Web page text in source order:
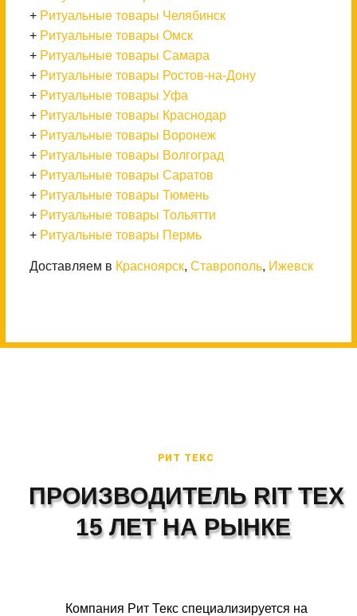
+ Ритуальные товары Челябинск
+ Ритуальные товары Омск
+ Ритуальные товары Самара
+ Ритуальные товары Ростов-на-Дону
+ Ритуальные товары Уфа
+ Ритуальные товары Краснодар
+ Ритуальные товары Воронеж
+ Ритуальные товары Волгоград
+ Ритуальные товары Саратов
+ Ритуальные товары Тюмень
+ Ритуальные товары Тольятти
+ Ритуальные товары Пермь
Доставляем в Красноярск, Ставрополь, Ижевск
РИТ ТЕКС
ПРОИЗВОДИТЕЛЬ RIT TEX
15 ЛЕТ НА РЫНКЕ
Компания Рит Текс специализируется на